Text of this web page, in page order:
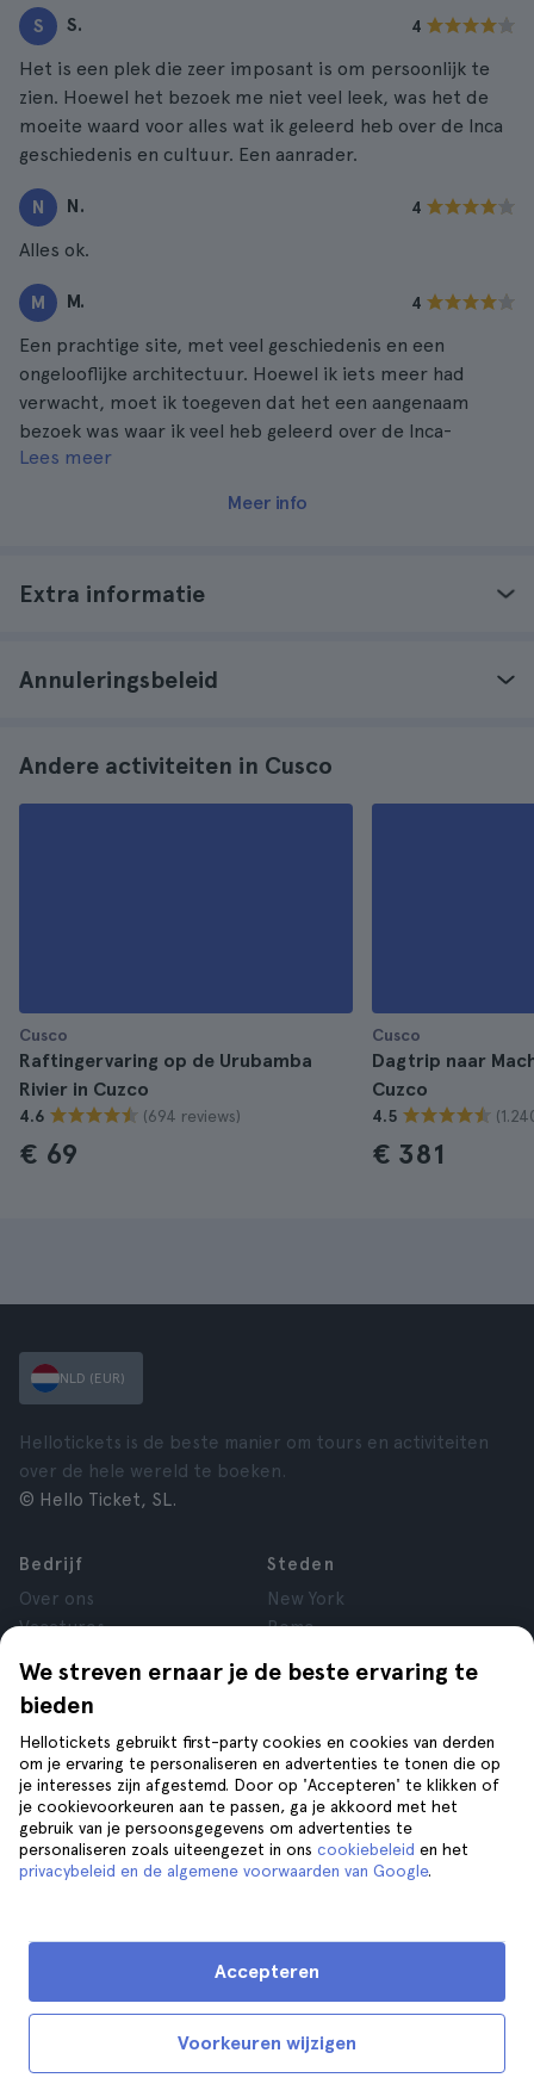
S S. 4
Het is een plek die zeer imposant is om persoonlijk te
zien. Hoewel het bezoek me niet veel leek, was het de
moeite waard voor alles wat ik geleerd heb over de Inca
geschiedenis en cultuur. Een aanrader.
N N. 4
Alles ok.
M M. 4
Een prachtige site, met veel geschiedenis en een
ongelooflijke architectuur. Hoewel ik iets meer had
verwacht, moet ik toegeven dat het een aangenaam
bezoek was waar ik veel heb geleerd over de Inca-
cultuur. Een aanrader om een keer heen te gaan.
Lees meer
Meer info
Extra informatie
Annuleringsbeleid
Andere activiteiten in Cusco
Cusco
Raftingervaring op de Urubamba
Rivier in Cuzco
4.6 (694 reviews)
€ 69
Cusco
Dagtrip naar
Cuzco
4.5
€ 381
We streven ernaar je de beste ervaring te
bieden
Hellotickets gebruikt first-party cookies en cookies van derden
om je ervaring te personaliseren en advertenties te tonen die op
je interesses zijn afgestemd. Door op 'Accepteren' te klikken of
je cookievoorkeuren aan te passen, ga je akkoord met het
gebruik van je persoonsgegevens om advertenties te
personaliseren zoals uiteengezet in ons cookiebeleid en het
privacybeleid en de algemene voorwaarden van Google.
Voorkeuren wijzigen
Accepteren
NLD (EUR)
Hellotickets is de beste manier om tours en activiteiten
over de hele wereld te boeken.
© Hello Ticket, SL.
Bedrijf
Over ons
Vacatures
Reviews
Privacy
Voorwaarden
Juridische kennisgeving
Cookies
Steden
New York
Rome
Londen
Krakau
Tenerife
Help
Volg ons op